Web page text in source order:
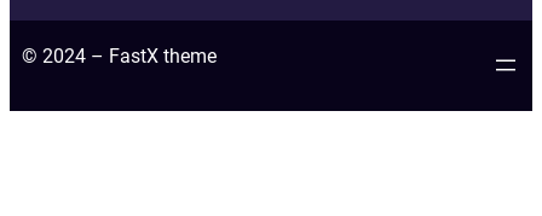
© 2024 – FastX theme